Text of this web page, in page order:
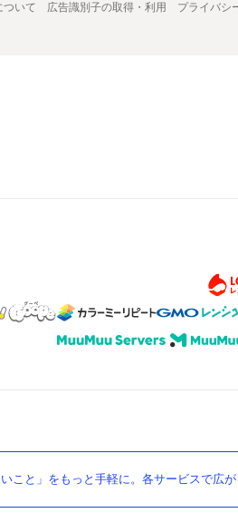
ついて 広告識別子の取得・利用 プライバシ
こと」をもっと手軽に。各サービスで広